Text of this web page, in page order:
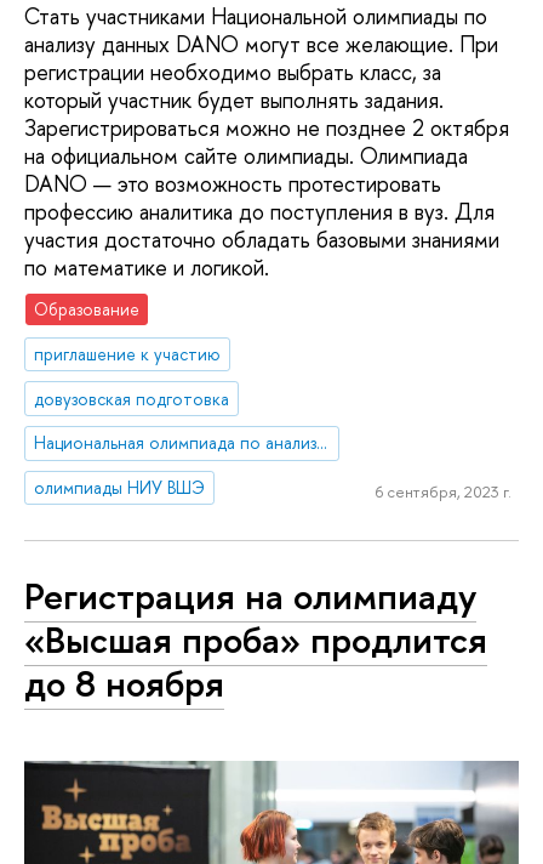
Стать участниками Национальной олимпиады по
анализу данных DANO могут все желающие. При
регистрации необходимо выбрать класс, за
который участник будет выполнять задания.
Зарегистрироваться можно не позднее 2 октября
на официальном сайте олимпиады. Олимпиада
DANO — это возможность протестировать
профессию аналитика до поступления в вуз. Для
участия достаточно обладать базовыми знаниями
по математике и логикой.
Образование
приглашение к участию
довузовская подготовка
Национальная олимпиада по анализу данных «DANO»
олимпиады НИУ ВШЭ
6 сентября, 2023 г.
Регистрация на олимпиаду
«Высшая проба» продлится
до 8 ноября